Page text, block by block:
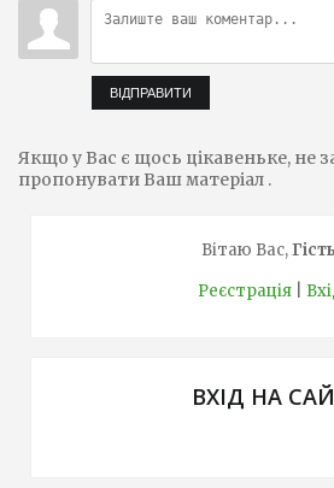
ВІДПРАВИТИ
Якщо у Вас є щось цікавеньке, не
пропонувати Ваш матеріал .
Вітаю Вас,Гість
Реєстрація
ВХІД НА